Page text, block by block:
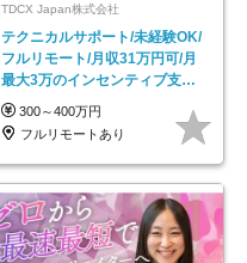
TDCX Japan株式会社
テクニカルサポート/未経験OK/
フルリモート/月収31万円可/月
最大3万のインセンティブ支給/
平均年齢33歳
300～400万円
フルリモートあり